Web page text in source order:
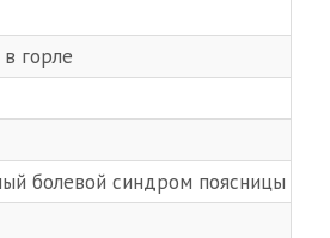
горле
болевой синдром поясницы